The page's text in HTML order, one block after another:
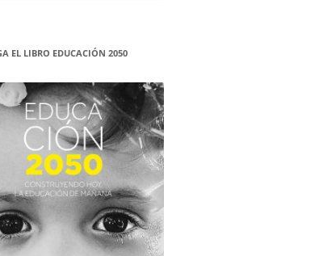
EL LIBRO EDUCACIÓN 2050